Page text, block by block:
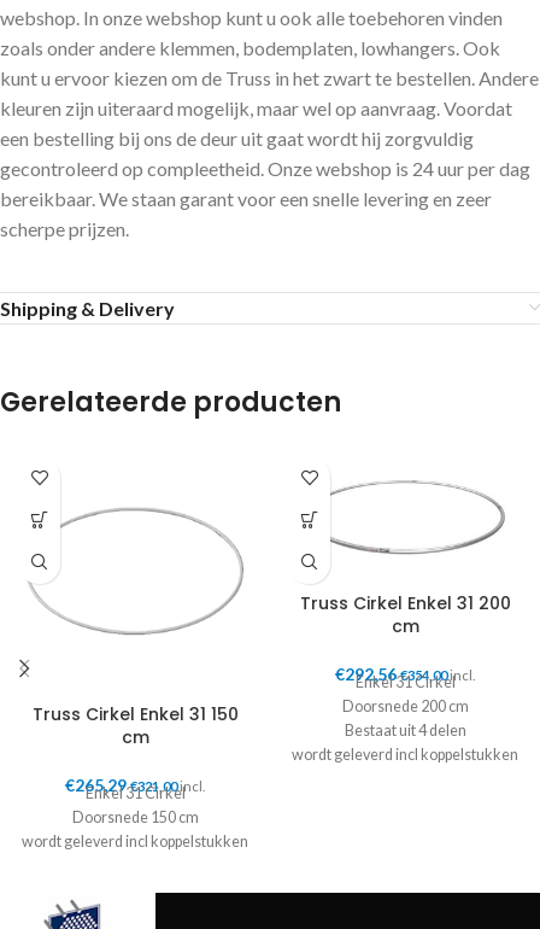
webshop. In onze webshop kunt u ook alle toebehoren vinden
zoals onder andere klemmen, bodemplaten, lowhangers. Ook
kunt u ervoor kiezen om de Truss in het zwart te bestellen. Andere
kleuren zijn uiteraard mogelijk, maar wel op aanvraag. Voordat
een bestelling bij ons de deur uit gaat wordt hij zorgvuldig
gecontroleerd op compleetheid. Onze webshop is 24 uur per dag
bereikbaar. We staan garant voor een snelle levering en zeer
scherpe prijzen.
Shipping & Delivery
Gerelateerde producten
Truss Cirkel Enkel 31 150
cm
€265,29 €321,00incl.
Enkel 31 Cirkel
Doorsnede 150 cm
wordt geleverd incl koppelstukken
Truss Cirkel Enkel 31 200
cm
€292,56 €354,00incl.
Enkel 31 Cirkel
Doorsnede 200 cm
Bestaat uit 4 delen
wordt geleverd incl koppelstukken